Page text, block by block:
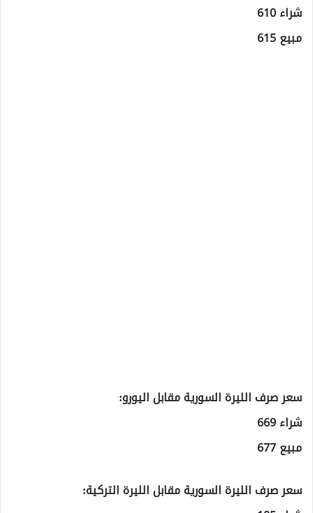
شراء 610
مبيع 615
سعر صرف الليرة السورية مقابل اليورو:
شراء 669
مبيع 677
سعر صرف الليرة السورية مقابل الليرة التركية: